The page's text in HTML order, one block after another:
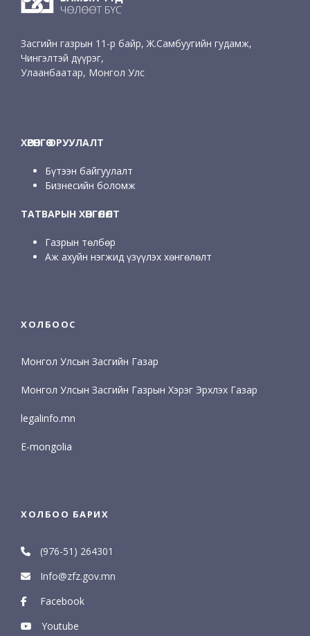
Засгийн газрын 11-р байр, Ж.Самбуугийн гудамж,
Чингэлтэй дүүрэг,
Улаанбаатар, Монгол Улс
ХӨРӨНГӨ ОРУУЛАЛТ
Бүтээн байгуулалт
Бизнесийн боломж
ТАТВАРЫН ХӨНГӨЛӨЛТ
Газрын төлбөр
Аж ахуйн нэгжид үзүүлэх хөнгөлөлт
ХОЛБООС
Монгол Улсын Засгийн Газар
Монгол Улсын Засгийн Газрын Хэрэг Эрхлэх Газар
legalinfo.mn
E-mongolia
ХОЛБОО БАРИХ
(976-51) 264301
Info@zfz.gov.mn
Facebook
Youtube